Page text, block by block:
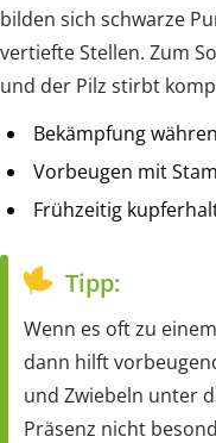
bilden sich schwarze
vertiefte Stellen. Zum
und der Pilz stirbt
Bekämpfung
Vorbeugen mit
Frühzeitig
Tipp:
Wenn es oft zu
dann hilft
und Zwiebeln unter
Präsenz nicht